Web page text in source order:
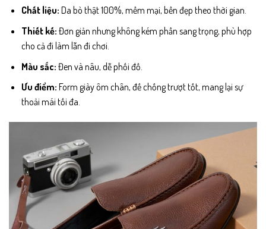
Chất liệu: Da bò thật 100%, mềm mại, bền đẹp theo thời gian.
Thiết kế: Đơn giản nhưng không kém phần sang trọng, phù hợp
cho cả đi làm lẫn đi chơi.
Màu sắc: Đen và nâu, dễ phối đồ.
Ưu điểm: Form giày ôm chân, đế chống trượt tốt, mang lại sự
thoải mái tối đa.